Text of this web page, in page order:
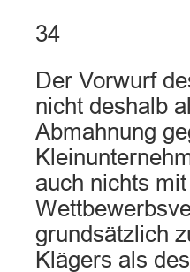
34
Der Vorwurf
nicht deshalb
Abmahnung
auch nichts
grundsätzlich
Klägers als